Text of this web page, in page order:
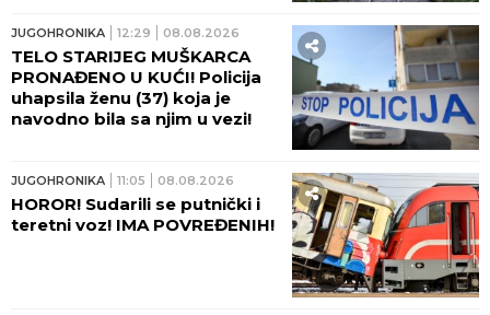
JUGOHRONIKA 12:29 08.08.2026
TELO STARIJEG MUŠKARCA
PRONAĐENO U KUĆI! Policija
uhapsila ženu (37) koja je
navodno bila sa njim u vezi!
JUGOHRONIKA 11:05 08.08.2026
HOROR! Sudarili se putnički i
teretni voz! IMA POVREĐENIH!